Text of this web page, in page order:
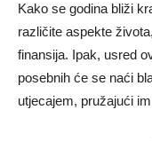
Kako se godina bliži
različite aspekte
finansija. Ipak, usred
posebnih će se naći
utjecajem, pružajući